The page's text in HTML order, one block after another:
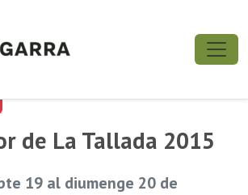
de La Tallada 2015
19 al diumenge 20 de